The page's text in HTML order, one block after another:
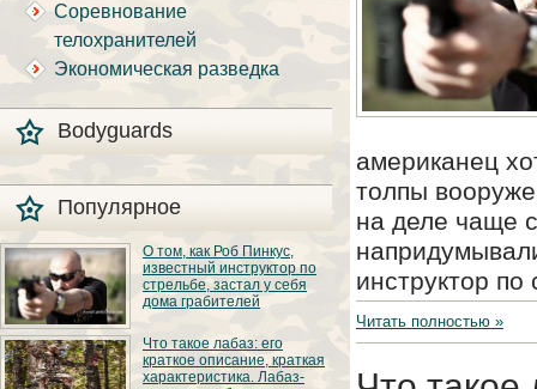
Соревнование
телохранителей
Экономическая разведка
Bodyguards
Популярное
О том, как Роб Пинкус,
известный инструктор по
стрельбе, застал у себя
дома грабителей
Вот вы всё говорите:
«В США круто, там
можно любого
постороннего в своём
Что такое лабаз: его
краткое описание, краткая
характеристика. Лабаз-
американец
толпы
на деле чаще
инструктор
Читать полностью »